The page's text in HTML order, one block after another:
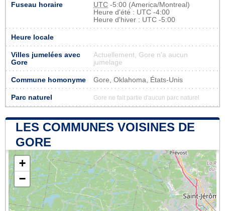
Fuseau horaire UTC -5:00 (America/Montreal)
Heure d'été : UTC -4:00
Heure d'hiver : UTC -5:00
Heure locale
Villes jumelées avec
Gore
Actuellement, Gore n'a aucun
jumelage
Commune homonyme Gore, Oklahoma, États-Unis
Parc naturel Gore ne fait partie d'aucun parc naturel
LES COMMUNES VOISINES DE
GORE
+
−